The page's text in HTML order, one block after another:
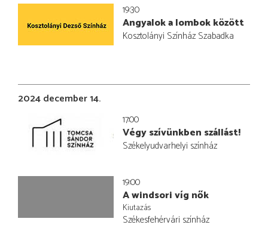
19:30
Angyalok a lombok között
Kosztolányi Színház Szabadka
2024 december 14.
17:00
Végy szívünkben szállást!
Székelyudvarhelyi színház
19:00
A windsori víg nők
Kiutazás
Székesfehérvári színház